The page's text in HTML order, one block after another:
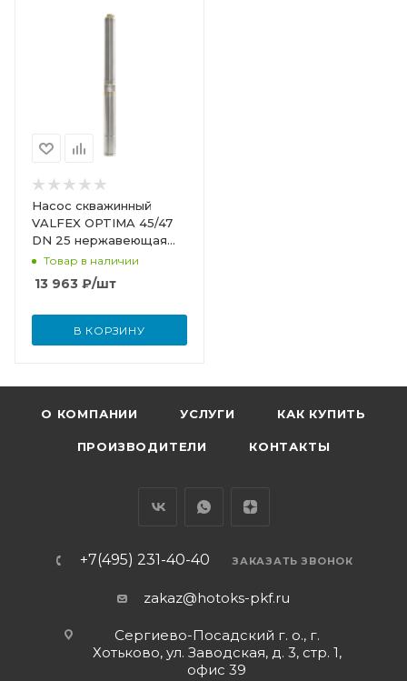
Насос скважинный
VALFEX OPTIMA 45/47
DN 25 нержавеющая
сталь
Товар в наличии
13 963 ₽/шт
В КОРЗИНУ
О КОМПАНИИ УСЛУГИ КАК КУПИТЬ
ПРОИЗВОДИТЕЛИ КОНТАКТЫ
+7(495) 231-40-40 ЗАКАЗАТЬ ЗВОНОК
zakaz@hotoks-pkf.ru
Сергиево-Посадский г. о., г.
Хотьково, ул. Заводская, д. 3, стр. 1,
офис 39